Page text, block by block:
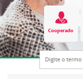
Cooperado